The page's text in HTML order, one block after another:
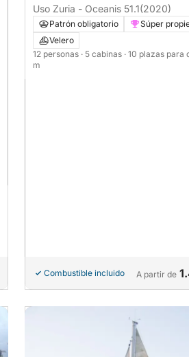
Uso Zuria - Oceanis 51.1(2020)
Patrón obligatorio
Súper
Velero
12 personas · 5 cabinas · 10 plazas
m
Combustible incluido A partir de